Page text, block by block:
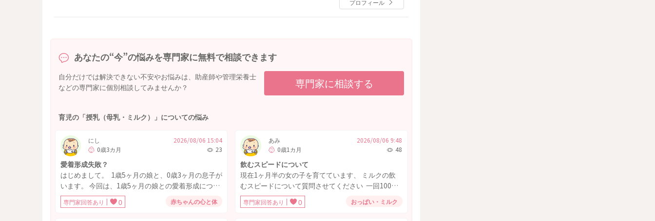
プロフィール
あなたの“今”の悩みを専門家に無料で相談できます
自分だけでは解決できない不安やお悩みは、助産師や管理栄養士
などの専門家に個別相談してみませんか？
専門家に相談する
育児の「授乳（母乳・ミルク）」についての悩み
にし
0歳3カ月
2026/08/06 15:04
23
愛着形成失敗？
はじめまして。 1歳5ヶ月の娘と、0歳3ヶ月の息子が
います。 今回は、1歳5ヶ月の娘との愛着形成につい
て相談させてください。 下の子出産までの1年2ヶ月
間、平日日中のお世話は私が担当していました。 パ
専門家回答あり 0 赤ちゃんの心と体
あみ
0歳1カ月
2026/08/06 9:48
48
飲むスピードについて
現在1ヶ月半の女の子を育てています、 ミルクの飲
むスピードについて質問させてください 一回100〜
140ミリ程を、ピジョンの母乳実感乳首Sサイズであ
げてるのですが夜間や寝ているとき、起きている際
専門家回答あり 0 おっぱい・ミルク